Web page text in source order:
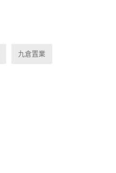
九倉置業